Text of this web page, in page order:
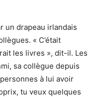
un drapeau irlandais
« C’était
les livres », dit-il. Les
sa collègue depuis
à lui avoir
tu veux quelques